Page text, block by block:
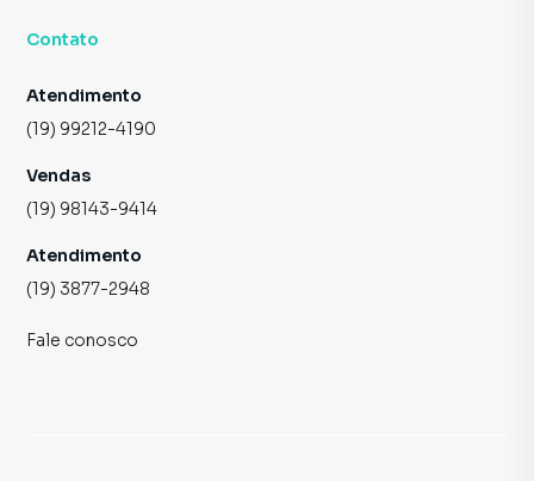
Contato
Atendimento
(19) 99212-4190
Vendas
(19) 98143-9414
Atendimento
(19) 3877-2948
Fale conosco